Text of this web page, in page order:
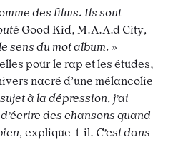
des films. Ils sont
Good Kid, M.A.A.d City,
sens du mot album. »
pour le rap et les études,
nacré d’une mélancolie
à la dépression, j’ai
des chansons quand
explique-t-il. C’est dans